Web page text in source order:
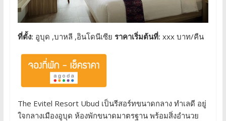
ที่ตั้ง: อูบุด ,บาหลี ,อินโดนีเซีย ราคาเริ่มต้นที่: xxx บาท/คืน
The Evitel Resort Ubud เป็นรีสอร์ทขนาดกลาง ทำเลดี อยู่
ใจกลางเมืองอูบุด ห้องพักขนาดมาตรฐาน พร้อมสิ่งอำนวย